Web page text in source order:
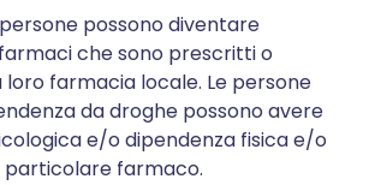
possono diventare
che sono prescritti o
farmacia locale. Le persone
da droghe possono avere
e/o dipendenza fisica e/o
particolare farmaco.